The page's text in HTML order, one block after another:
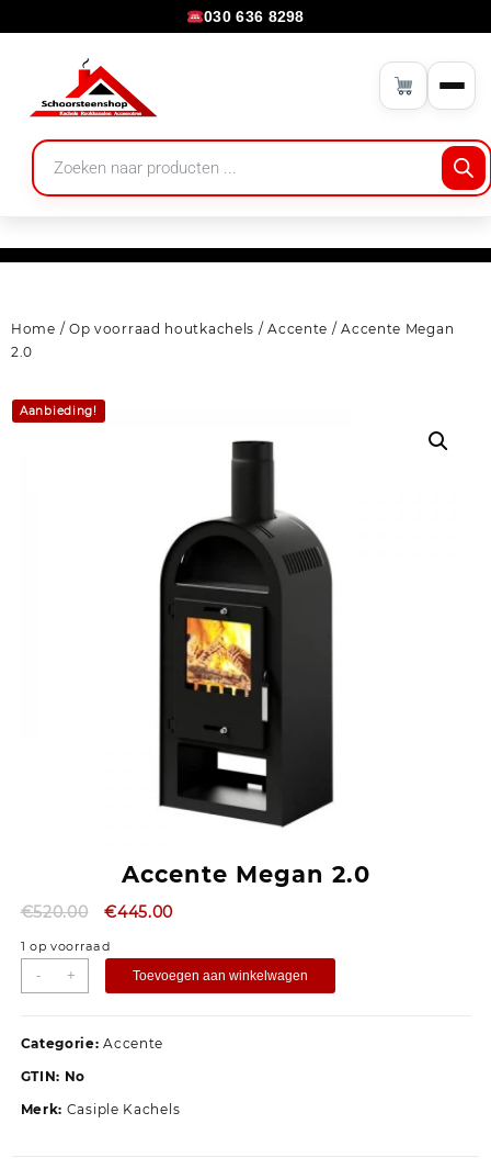
030 636 8298
Home / Op voorraad houtkachels /Accente / Accente Megan
2.0
Aanbieding!
Accente Megan 2.0
€520.00 €445.00
1 op voorraad
- + Toevoegen aan winkelwagen
Categorie:Accente
GTIN: No
Merk: Casiple Kachels